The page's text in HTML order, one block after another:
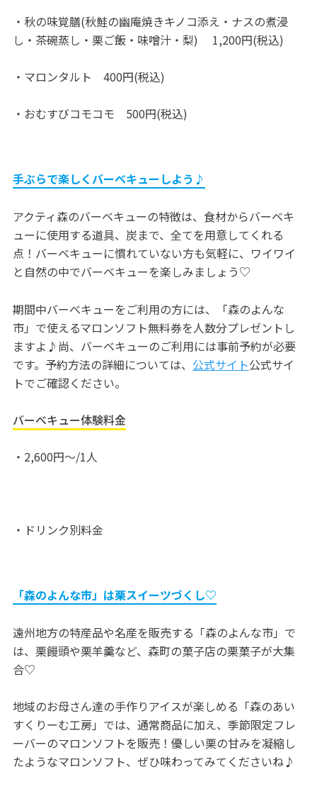
・秋の味覚膳(秋鮭の幽庵焼きキノコ添え・ナスの煮浸
し・茶碗蒸し・栗ご飯・味噌汁・梨) 1,200円(税込)
・マロンタルト 400円(税込)
・おむすびコモコモ 500円(税込)
手ぶらで楽しくバーベキューしよう♪
アクティ森のバーベキューの特徴は、食材からバーベキ
ューに使用する道具、炭まで、全てを用意してくれる
点！バーベキューに慣れていない方も気軽に、ワイワイ
と自然の中でバーベキューを楽しみましょう♡
期間中バーベキューをご利用の方には、「森のよんな
市」で使えるマロンソフト無料券を人数分プレゼントし
ますよ♪尚、バーベキューのご利用には事前予約が必要
です。予約方法の詳細については、 公式サイト公式サイ
トでご確認ください。
バーベキュー体験料金
・2,600円〜/1人
・ドリンク別料金
「森のよんな市」は栗スイーツづくし♡
遠州地方の特産品や名産を販売する「森のよんな市」で
は、栗饅頭や栗羊羹など、森町の菓子店の栗菓子が大集
合♡
地域のお母さん達の手作りアイスが楽しめる「森のあい
すくりーむ工房」では、通常商品に加え、季節限定フレ
ーバーのマロンソフトを販売！優しい栗の甘みを凝縮し
たようなマロンソフト、ぜひ味わってみてくださいね♪